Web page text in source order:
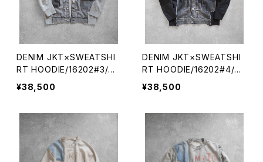
DENIM JKT×SWEATSHI
RT HOODIE/16202#3/デ
ニムジャケット×スエットフ
ーディ
¥38,500
DENIM JKT×SWEATSHI
RT HOODIE/16202#4/デ
ニムジャケット×スエットフ
ーディ
¥38,500